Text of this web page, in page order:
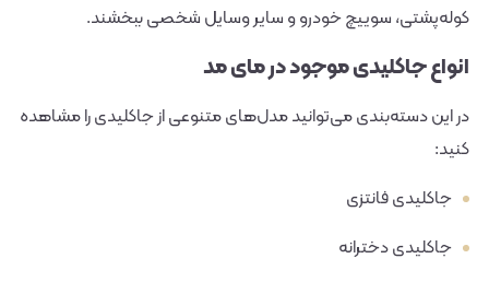
کوله‌پشتی، سوییچ خودرو و سایر وسایل شخصی ببخشند.
انواع جاکلیدی موجود در مای مد
در این دسته‌بندی می‌توانید مدل‌های متنوعی از جاکلیدی را مشاهده
کنید:
جاکلیدی فانتزی
جاکلیدی دخترانه